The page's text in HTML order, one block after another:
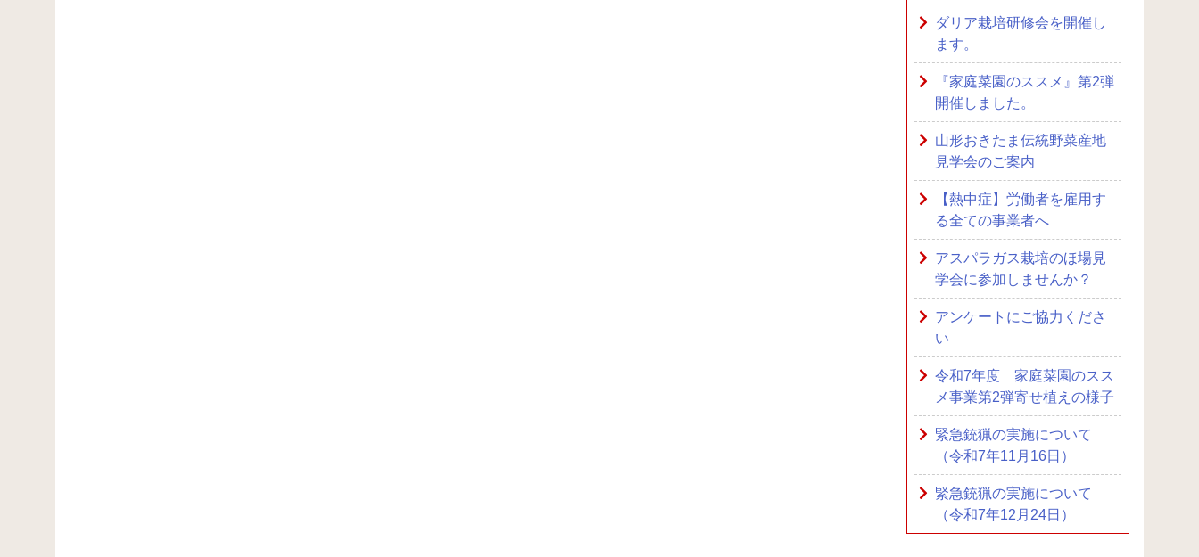
ダリア栽培研修会を開催し
ます。
『家庭菜園のススメ』第2弾
開催しました。
山形おきたま伝統野菜産地
見学会のご案内
【熱中症】労働者を雇用す
る全ての事業者へ
アスパラガス栽培のほ場見
学会に参加しませんか？
アンケートにご協力くださ
い
令和7年度 家庭菜園のスス
メ事業第2弾寄せ植えの様子
緊急銃猟の実施について
（令和7年11月16日）
緊急銃猟の実施について
（令和7年12月24日）